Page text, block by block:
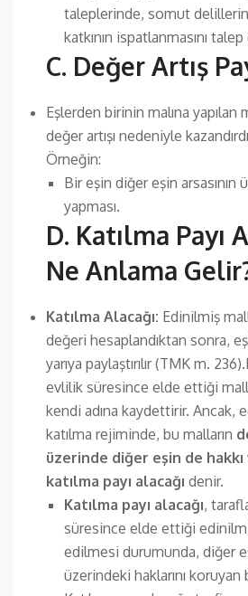
taleplerinde, somut delillerin
katkının ispatlanmasını
C. Değer Artış
Eşlerden birinin malına yapılan
değer artışı nedeniyle
Örneğin:
Bir eşin diğer eşin arsasının
yapması.
D. Katılma Payı
Ne Anlama
Katılma Alacağı: Edinilmiş
değeri hesaplandıktan sonra,
yarıya paylaştırılır (TMK m.
evlilik süresince elde ettiği
kendi adına kaydettirir. Ancak,
katılma rejiminde, bu malların
üzerinde diğer eşin de hakkı
katılma payı alacağı denir.
Katılma payı alacağı,
süresince elde ettiği
edilmesi durumunda, diğer
üzerindeki haklarını